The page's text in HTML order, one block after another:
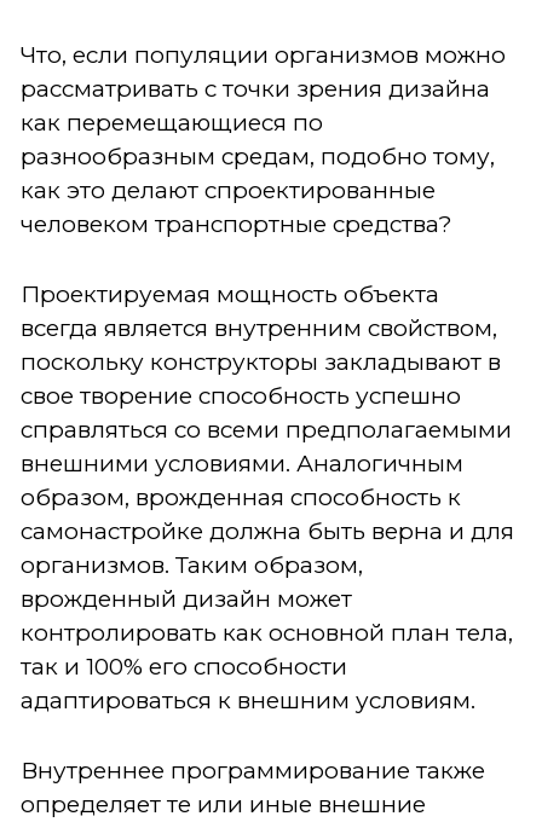
Что, если популяции организмов можно
рассматривать с точки зрения дизайна
как перемещающиеся по
разнообразным средам, подобно тому,
как это делают спроектированные
человеком транспортные средства?
Проектируемая мощность объекта
всегда является внутренним свойством,
поскольку конструкторы закладывают в
свое творение способность успешно
справляться со всеми предполагаемыми
внешними условиями. Аналогичным
образом, врожденная способность к
самонастройке должна быть верна и для
организмов. Таким образом,
врожденный дизайн может
контролировать как основной план тела,
так и 100% его способности
адаптироваться к внешним условиям.
Внутреннее программирование также
определяет те или иные внешние